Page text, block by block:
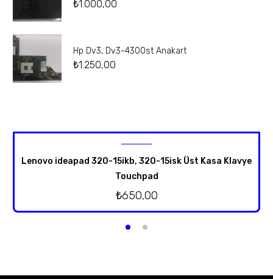
₺1.000,00
Hp Dv3, Dv3-4300st Anakart
₺1.250,00
Lenovo ideapad 320-15ikb, 320-15isk Üst Kasa Klavye
Touchpad
₺650,00